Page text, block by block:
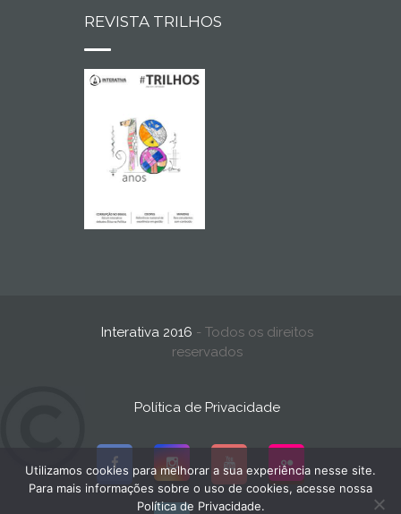
REVISTA TRILHOS
Interativa 2016 - Todos os direitos
reservados
Política de Privacidade
Utilizamos cookies para melhorar a sua experiência nesse site.
Para mais informações sobre o uso de cookies, acesse nossa
Política de Privacidade.